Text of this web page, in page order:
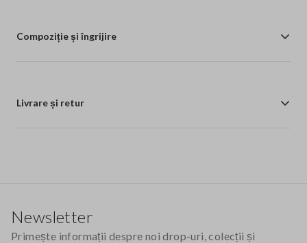
Compoziție și îngrijire
Livrare și retur
Newsletter
Primește informații despre noi drop-uri, colecții și